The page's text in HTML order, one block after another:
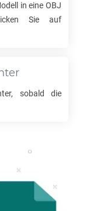
in eineOBJ
Sie auf
sobald die